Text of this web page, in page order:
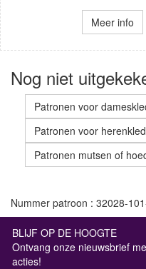
Meer info
Nog niet
Patronen voor
Patronen voor
Patronen mutsen of
Nummer patroon : 32028-
BLIJF OP DE HOOGTE
Ontvang onze nieuwsbrief
acties!